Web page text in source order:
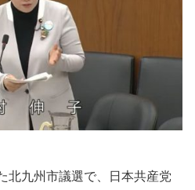
九州市議選で、日本共産党